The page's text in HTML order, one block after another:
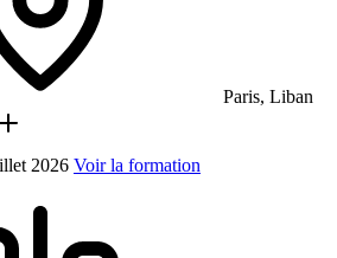
Paris, Liban
2026 Voir la formation